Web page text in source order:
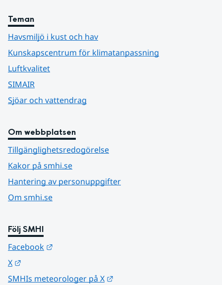
Teman
Havsmiljö i kust och hav
Kunskapscentrum för klimatanpassning
Luftkvalitet
SIMAIR
Sjöar och vattendrag
Om webbplatsen
Tillgänglighetsredogörelse
Kakor på smhi.se
Hantering av personuppgifter
Om smhi.se
Följ SMHI
Facebook
X
SMHIs meteorologer på X